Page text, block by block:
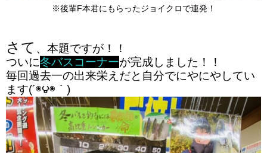
※後輩F本君にもらったジョイクロで連発！
さて 、本題ですが！！
ついに冬バスコーナーが完成しました！！
毎回過去一の出来栄えだと自分でにやにやしてい
ます(´◉౪◉｀)